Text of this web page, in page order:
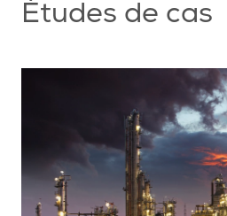
Études de cas